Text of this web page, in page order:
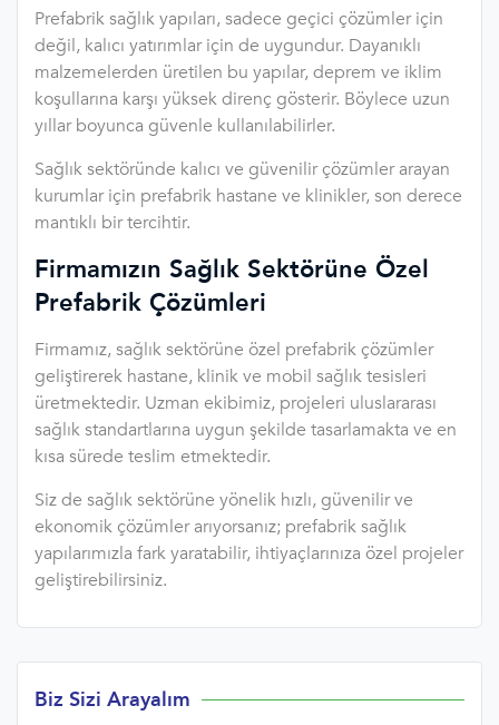
Prefabrik sağlık yapıları, sadece geçici çözümler için
değil, kalıcı yatırımlar için de uygundur. Dayanıklı
malzemelerden üretilen bu yapılar, deprem ve iklim
koşullarına karşı yüksek direnç gösterir. Böylece uzun
yıllar boyunca güvenle kullanılabilirler.
Sağlık sektöründe kalıcı ve güvenilir çözümler arayan
kurumlar için prefabrik hastane ve klinikler, son derece
mantıklı bir tercihtir.
Firmamızın Sağlık Sektörüne Özel
Prefabrik Çözümleri
Firmamız, sağlık sektörüne özel prefabrik çözümler
geliştirerek hastane, klinik ve mobil sağlık tesisleri
üretmektedir. Uzman ekibimiz, projeleri uluslararası
sağlık standartlarına uygun şekilde tasarlamakta ve en
kısa sürede teslim etmektedir.
Siz de sağlık sektörüne yönelik hızlı, güvenilir ve
ekonomik çözümler arıyorsanız; prefabrik sağlık
yapılarımızla fark yaratabilir, ihtiyaçlarınıza özel projeler
geliştirebilirsiniz.
Biz Sizi Arayalım